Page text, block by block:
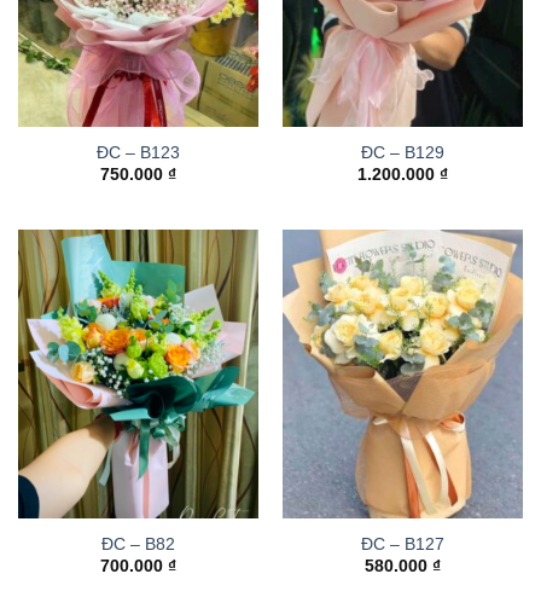
ĐC – B123
750.000 ₫
ĐC – B129
1.200.000 ₫
ĐC – B82
700.000 ₫
ĐC – B127
580.000 ₫